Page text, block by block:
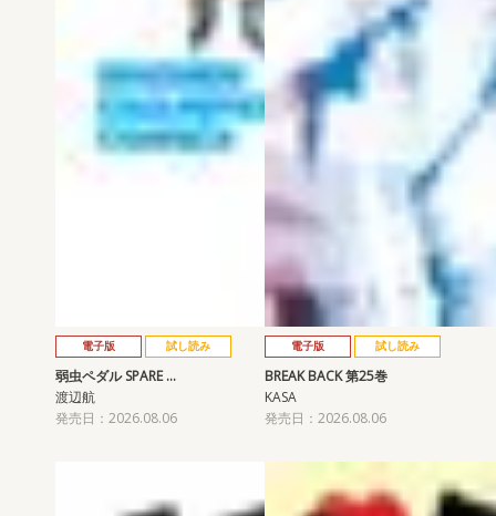
電子版 試し読み
弱虫ペダル SPARE …
渡辺航
発売日：2026.08.06
電子版 試し読み
BREAK BACK 第25巻
KASA
発売日：2026.08.06